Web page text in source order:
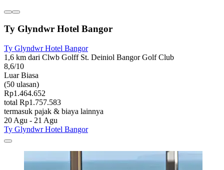
Ty Glyndwr Hotel Bangor
Ty Glyndwr Hotel Bangor
1,6 km dari Clwb Golff St. Deiniol Bangor Golf Club
8,6/10
Luar Biasa
(50 ulasan)
Rp1.464.652
total Rp1.757.583
termasuk pajak & biaya lainnya
20 Agu - 21 Agu
Ty Glyndwr Hotel Bangor